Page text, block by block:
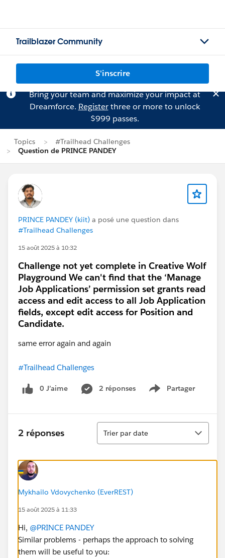
Trailblazer Community
S'inscrire
Bring your team and maximize your impact at
Dreamforce. Registerthree or more to unlock
$999 passes.
Topics
#Trailhead Challenges
Question de PRINCE PANDEY
PRINCE PANDEY (kiit) a posé une question dans
#Trailhead Challenges
15 août 2025 à 10:32
Challenge not yet complete in Creative Wolf
Playground We can't find that the ‘Manage
Job Applications’ permission set grants read
access and edit access to all Job Application
fields, except edit access for Position and
Candidate.
same error again and again
#Trailhead Challenges
0 J’aime 2 réponses Partager
Show menu
2 réponses
Tri
Trier par date
Mykhailo Vdovychenko (EverREST)
15 août 2025 à 11:33
Hi, @PRINCE PANDEY
Similar problems - perhaps the approach to solving
them will be useful to you: